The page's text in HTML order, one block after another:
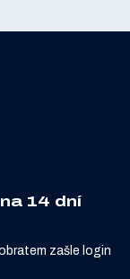
14 dní
zašle login